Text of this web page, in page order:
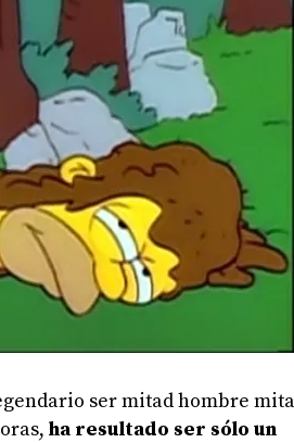
ser mitad hombre
ha resultado ser sólo un